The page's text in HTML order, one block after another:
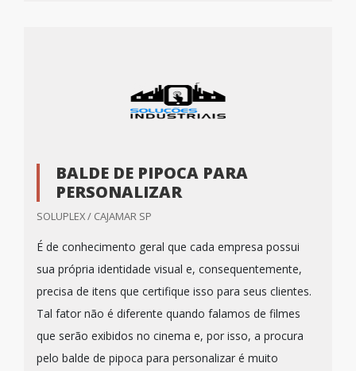
BALDE DE PIPOCA PARA
PERSONALIZAR
SOLUPLEX / CAJAMAR SP
É de conhecimento geral que cada empresa possui
sua própria identidade visual e, consequentemente,
precisa de itens que certifique isso para seus clientes.
Tal fator não é diferente quando falamos de filmes
que serão exibidos no cinema e, por isso, a procura
pelo balde de pipoca para personalizar é muito